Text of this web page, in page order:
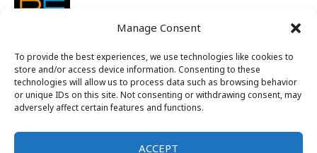
Manage Consent
To provide the best experiences, we use technologies like cookies to
store and/or access device information. Consenting to these
technologies will allow us to process data such as browsing behavior
or unique IDs on this site. Not consenting or withdrawing consent, may
adversely affect certain features and functions.
ACCEPT